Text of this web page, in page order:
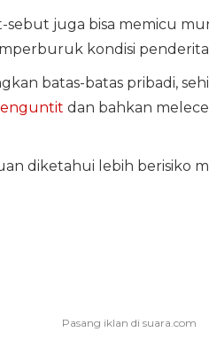
sebut juga bisa memicu
kondisi
batas-batas pribadi,
dan bahkan
diketahui lebih berisiko